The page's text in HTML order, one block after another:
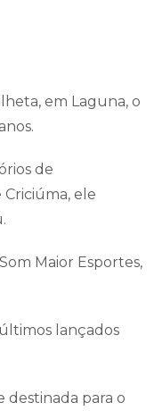
em Laguna, o
de
ele
Maior Esportes,
lançados
destinada para o